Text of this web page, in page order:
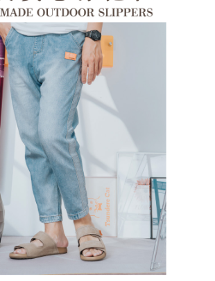
有限公司。
事宜，請瀏覽以下網址：
事先徵得法定代理人或監護人之同意方可使用
若未經同意申辦者引起之損失，本公司不負相關責
後付」時，將依據個別帳號之用戶狀況，依本公司即
額度；若仍有額度不足之情形，本公司將視審查結果
。
帳號或使用他人資訊註冊。若發現惡意使用之情形，
將有權停止該用戶之使用額度並採取法律行動。
含以上)免運費
）